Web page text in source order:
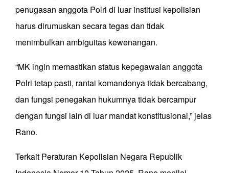
penugasan anggota Polri di luar institusi kepolisian
harus dirumuskan secara tegas dan tidak
menimbulkan ambiguitas kewenangan.
“MK ingin memastikan status kepegawaian anggota
Polri tetap pasti, rantai komandonya tidak bercabang,
dan fungsi penegakan hukumnya tidak bercampur
dengan fungsi lain di luar mandat konstitusional,” jelas
Rano.
Terkait Peraturan Kepolisian Negara Republik